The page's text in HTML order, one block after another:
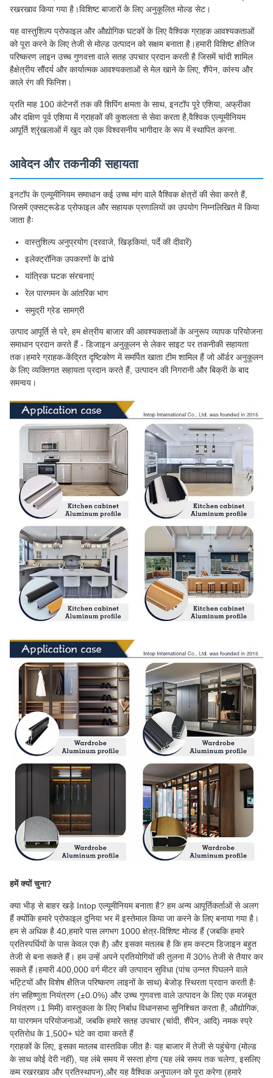
रखरखाव किया गया है।विशिष्ट बाजारों के लिए अनुकूलित मोल्ड सेट।
यह वास्तुशिल्प प्रोफाइल और औद्योगिक घटकों के लिए वैश्विक ग्राहक आवश्यकताओं
को पूरा करने के लिए तेजी से मोल्ड उत्पादन को सक्षम बनाता है।हमारी विशिष्ट क्षैतिज
परिष्करण लाइन उच्च गुणवत्ता वाले सतह उपचार प्रदान करती है जिसमें चांदी शामिल
हैक्षेत्रीय सौंदर्य और कार्यात्मक आवश्यकताओं से मेल खाने के लिए, शैंपेन, कांस्य और
काले रंग की फिनिश।
प्रति माह 100 कंटेनरों तक की शिपिंग क्षमता के साथ, इनटॉप पूरे एशिया, अफ्रीका
और दक्षिण पूर्व एशिया में ग्राहकों की कुशलता से सेवा करता है,वैश्विक एल्यूमीनियम
आपूर्ति श्रृंखलाओं में खुद को एक विश्वसनीय भागीदार के रूप में स्थापित करना.
आवेदन और तकनीकी सहायता
इनटॉप के एल्यूमीनियम समाधान कई उच्च मांग वाले वैश्विक क्षेत्रों की सेवा करते हैं,
जिसमें एक्सट्रूडेड प्रोफाइल और सहायक प्रणालियों का उपयोग निम्नलिखित में किया
जाता हैः
वास्तुशिल्प अनुप्रयोग (दरवाजे, खिड़कियां, पर्दे की दीवारें)
इलेक्ट्रॉनिक उपकरणों के ढांचे
यांत्रिक घटक संरचनाएं
रेल पारगमन के आंतरिक भाग
समुद्री ग्रेड सामग्री
उत्पाद आपूर्ति से परे, हम क्षेत्रीय बाजार की आवश्यकताओं के अनुरूप व्यापक परियोजना
समाधान प्रदान करते हैं - डिजाइन अनुकूलन से लेकर साइट पर तकनीकी सहायता
तक।हमारे ग्राहक-केंद्रित दृष्टिकोण में समर्पित खाता टीम शामिल हैं जो ऑर्डर अनुकूलन
के लिए व्यक्तिगत सहायता प्रदान करते हैं, उत्पादन की निगरानी और बिक्री के बाद
समन्वय।
हमें क्यों चुना?
क्या भीड़ से बाहर खड़े Intop एल्यूमीनियम बनाता है? हम अन्य आपूर्तिकर्ताओं से अलग
हैं क्योंकि हमारे प्रोफाइल दुनिया भर में इस्तेमाल किया जा करने के लिए बनाया गया है।
हम से अधिक है 40,हमारे पास लगभग 1000 क्षेत्र-विशिष्ट मोल्ड हैं (जबकि हमारे
प्रतिस्पर्धियों के पास केवल एक है) और इसका मतलब है कि हम कस्टम डिजाइन बहुत
तेजी से बना सकते हैं। हम उन्हें अपने प्रतियोगियों की तुलना में 30% तेजी से तैयार कर
सकते हैं।हमारी 400,000 वर्ग मीटर की उत्पादन सुविधा (पांच उन्नत पिघलने वाले
भट्टियों और विशेष क्षैतिज परिष्करण लाइनों के साथ) बेजोड़ स्थिरता प्रदान करती हैः
तंग सहिष्णुता नियंत्रण (±0.0%) और उच्च गुणवत्ता वाले उत्पादन के लिए एक मजबूत
नियंत्रण।1 मिमी) वास्तुकला के लिए निर्बाध विधानसभा सुनिश्चित करता है, औद्योगिक,
या पारगमन परियोजनाओं, जबकि हमारे सतह उपचार (चांदी, शैंपेन, आदि) नमक स्प्रे
प्रतिरोध के 1,500+ घंटे का दावा करते हैं
ग्राहकों के लिए, इसका मतलब वास्तविक जीत हैः यह बाजार में तेजी से पहुंचेगा (मोल्ड
के साथ कोई देरी नहीं), यह लंबे समय में सस्ता होगा (यह लंबे समय तक चलेगा, इसलिए
कम रखरखाव और प्रतिस्थापन),और यह वैश्विक अनुपालन को पूरा करेगा (हमारे